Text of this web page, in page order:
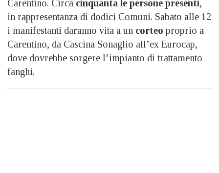
Carentino. Circa cinquanta le persone presenti,
in rappresentanza di dodici Comuni. Sabato alle 12
i manifestanti daranno vita a un corteo proprio a
Carentino, da Cascina Sonaglio all’ex Eurocap,
dove dovrebbe sorgere l’impianto di trattamento
fanghi.